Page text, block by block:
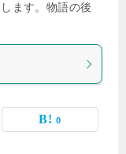
ます。物語の後
0